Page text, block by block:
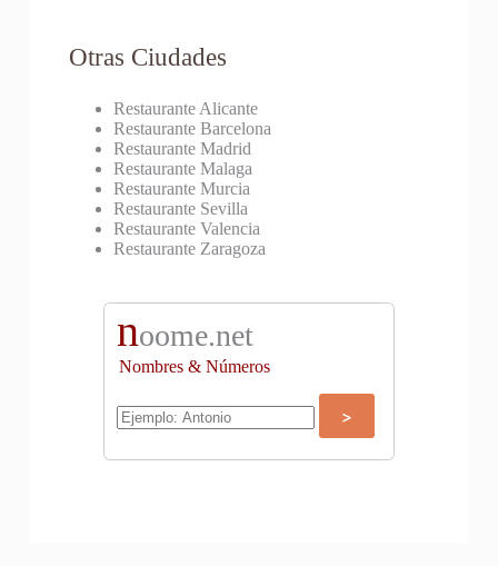
Otras Ciudades
Restaurante Alicante
Restaurante Barcelona
Restaurante Madrid
Restaurante Malaga
Restaurante Murcia
Restaurante Sevilla
Restaurante Valencia
Restaurante Zaragoza
noome.net
Nombres & Números